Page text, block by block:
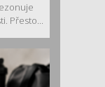
Přesto...